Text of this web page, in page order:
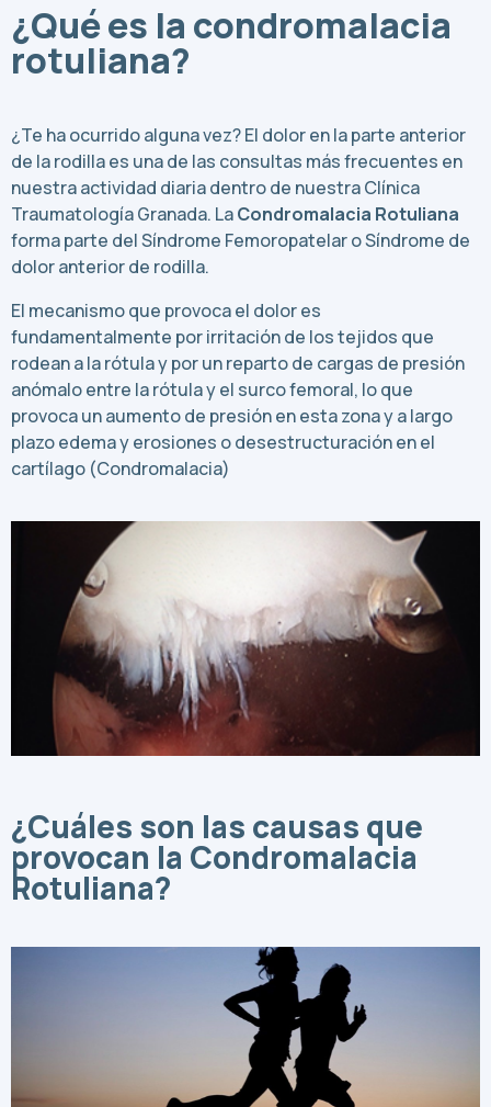
¿Qué es la condromalacia
rotuliana?
¿Te ha ocurrido alguna vez? El dolor en la parte anterior
de la rodilla es una de las consultas más frecuentes en
nuestra actividad diaria dentro de nuestra Clínica
Traumatología Granada. LaCondromalacia Rotuliana
forma parte del Síndrome Femoropatelar o Síndrome de
dolor anterior de rodilla.
El mecanismo que provoca el dolor es
fundamentalmente por irritación de los tejidos que
rodean a la rótula y por un reparto de cargas de presión
anómalo entre la rótula y el surco femoral, lo que
provoca un aumento de presión en esta zona y a largo
plazo edema y erosiones o desestructuración en el
cartílago (Condromalacia)
¿Cuáles son las causas que
provocan la Condromalacia
Rotuliana?